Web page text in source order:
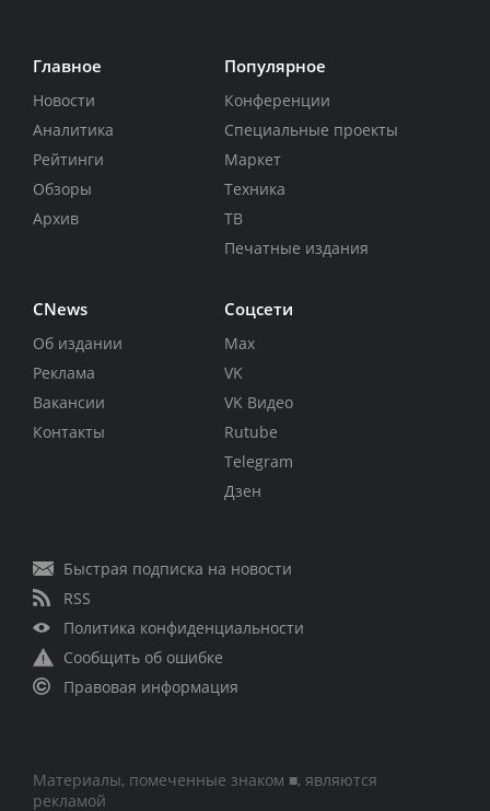
Главное
Новости
Аналитика
Рейтинги
Обзоры
Архив
Популярное
Конференции
Специальные проекты
Маркет
Техника
ТВ
Печатные издания
CNews
Об издании
Реклама
Вакансии
Контакты
Соцсети
Max
VK
VK Видео
Rutube
Telegram
Дзен
Быстрая подписка на новости
RSS
Политика конфиденциальности
Сообщить об ошибке
Правовая информация
Материалы, помеченные знаком ■, являются
рекламой